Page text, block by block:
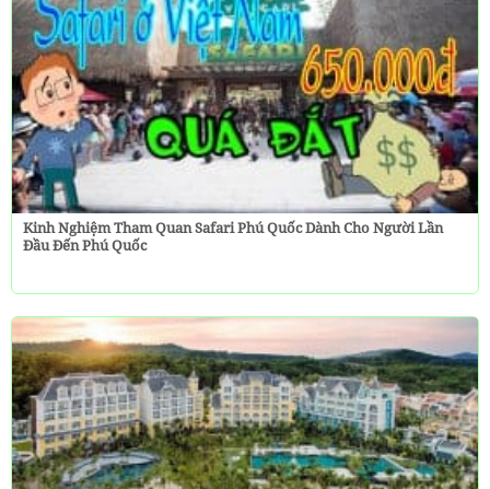
Kinh Nghiệm Tham Quan Safari Phú Quốc Dành Cho Người Lần
Đầu Đến Phú Quốc